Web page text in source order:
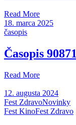
Read More
18. marca 2025
časopis
Časopis
Read More
12. augusta 2024
Fest ZdravoNovinky
Fest KinoFest Zdravo